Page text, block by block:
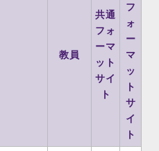
教員
共通
フォ
ーマ
ット
サイ
ト
フ
ォ
ー
マ
ッ
ト
サ
イ
ト